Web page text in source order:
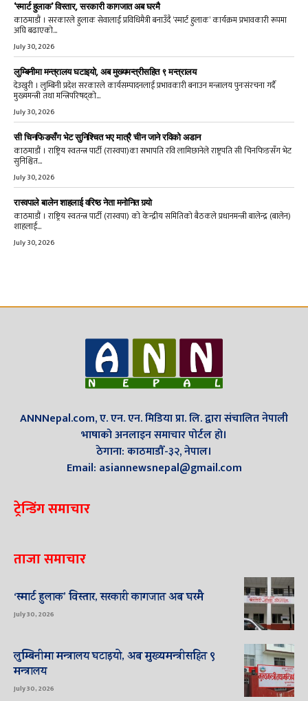
‘स्मार्ट हुलाक’ विस्तार, सरकारी कागजात अब घरमै
काठमाडौं । सरकारले हुलाक सेवालाई प्रविधिमैत्री बनाउँदै ‘स्मार्ट हुलाक’ कार्यक्रम प्रभावकारी रूपमा
अघि बढाएको...
July 30, 2026
लुम्बिनीमा मन्त्रालय घटाइयो, अब मुख्यमन्त्रीसहित ९ मन्त्रालय
देउखुरी । लुम्बिनी प्रदेश सरकारले कार्यसम्पादनलाई प्रभावकारी बनाउन मन्त्रालय पुनःसंरचना गर्दै
मुख्यमन्त्री तथा मन्त्रिपरिषद्को...
July 30, 2026
सी चिनफिङसँग भेट सुनिश्चित भए मात्रै चीन जाने रविको अडान
काठमाडौं । राष्ट्रिय स्वतन्त्र पार्टी (रास्वपा)का सभापति रवि लामिछानेले राष्ट्रपति सी चिनफिङसँग भेट
सुनिश्चित...
July 30, 2026
रास्वपाले बालेन शाहलाई वरिष्ठ नेता मनोनित गर्‍यो
काठमाडौं । राष्ट्रिय स्वतन्त्र पार्टी (रास्वपा) को केन्द्रीय समितिको बैठकले प्रधानमन्त्री बालेन्द्र (बालेन)
शाहलाई...
July 30, 2026
ANNNepal.com, ए. एन. एन. मिडिया प्रा. लि. द्वारा संचालित नेपाली
भाषाको अनलाइन समाचार पोर्टल हो।
ठेगाना: काठमाडौँ-३२, नेपाल।
Email: asiannewsnepal@gmail.com
ट्रेन्डिंग समाचार
ताजा समाचार
‘स्मार्ट हुलाक’ विस्तार, सरकारी कागजात अब घरमै
July 30, 2026
लुम्बिनीमा मन्त्रालय घटाइयो, अब मुख्यमन्त्रीसहित ९
मन्त्रालय
July 30, 2026